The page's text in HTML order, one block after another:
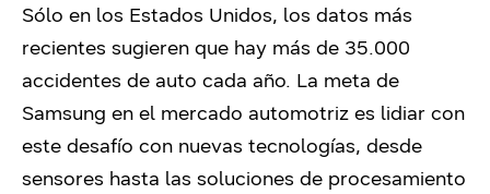
Sólo en los Estados Unidos, los datos más
recientes sugieren que hay más de 35.000
accidentes de auto cada año. La meta de
Samsung en el mercado automotriz es lidiar con
este desafío con nuevas tecnologías, desde
sensores hasta las soluciones de procesamiento